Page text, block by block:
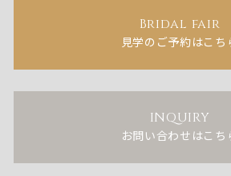
Bridal fair
見学のご予約はこち
INQUIRY
お問い合わせはこち